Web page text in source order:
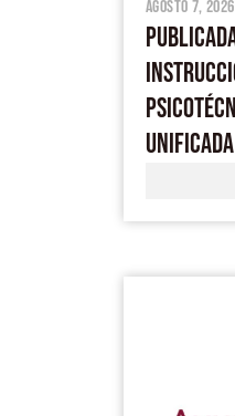
agosto 7, 2026